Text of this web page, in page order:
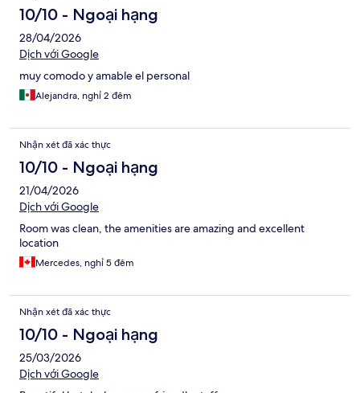
10/10 - Ngoại hạng
28/04/2026
Dịch với Google
muy comodo y amable el personal
Alejandra, nghỉ 2 đêm
Nhận xét đã xác thực
10/10 - Ngoại hạng
21/04/2026
Dịch với Google
Room was clean, the amenities are amazing and excellent
location
Mercedes, nghỉ 5 đêm
Nhận xét đã xác thực
10/10 - Ngoại hạng
25/03/2026
Dịch với Google